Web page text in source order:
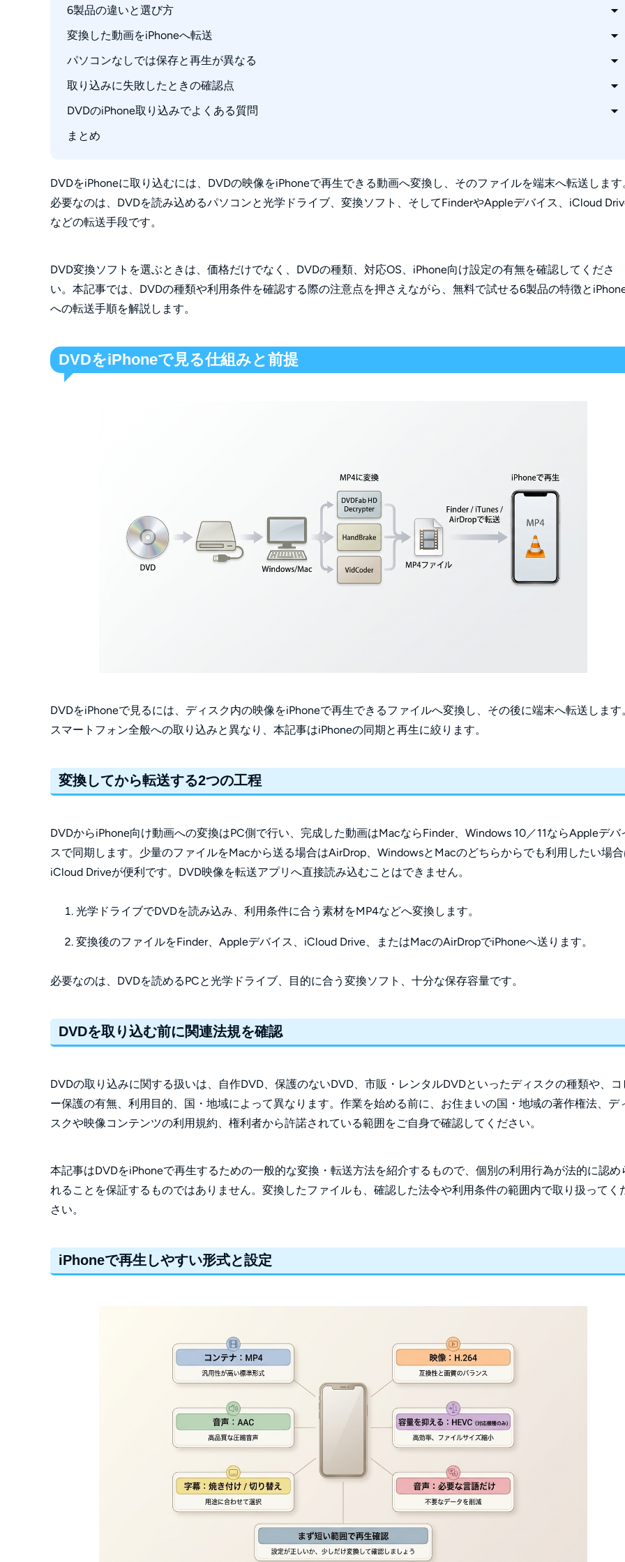
DVDを取り込む前に関連法規を確認
iPhoneで再生しやすい形式と設定
DVDFab HD Decrypter
HandBrake
VidCoder
DVDFab DVD リッピング
6製品の違いと選び方
無料版の制限と対応範囲を比較
用途別に向いている製品
変換した動画をiPhoneへ転送
MacはTVアプリとFinderで同期する
Windows 10／11はAppleデバイスで同期する
iCloudとAirDropで送る
パソコンなしでは保存と再生が異なる
ワイヤレスDVDドライブは再生が中心
iPhone本体へ保存する場合の前提
取り込みに失敗したときの確認点
タイトルが検出されない場合
途中で止まる場合
DVDのiPhone取り込みでよくある質問
ソフトを使わずにDVDをiPhoneへ直接取り込めますか？
DVDの一部分だけをiPhoneへ移せますか？
DVD動画を入れる前にiPhoneの空き容量はどれくらい必要ですか？
まとめ
DVDをiPhoneに取り込むには、DVDの映像をiPhoneで再生できる動画へ変換し、そのファイルを端末へ転送します
必要なのは、DVDを読み込めるパソコンと光学ドライブ、変換ソフト、そしてFinderやAppleデバイス、iCloud
などの転送手段です。
DVD変換ソフトを選ぶときは、価格だけでなく、DVDの種類、対応OS、iPhone向け設定の有無を確認してくださ
い。本記事では、DVDの種類や利用条件を確認する際の注意点を押さえながら、無料で試せる6製品の特徴と
への転送手順を解説します。
DVDをiPhoneで見る仕組みと前提
DVDをiPhoneで見るには、ディスク内の映像をiPhoneで再生できるファイルへ変換し、その後に端末へ転送します
スマートフォン全般への取り込みと異なり、本記事はiPhoneの同期と再生に絞ります。
変換してから転送する2つの工程
DVDからiPhone向け動画への変換はPC側で行い、完成した動画はMacならFinder、Windows 10／11ならAppleデバ
スで同期します。少量のファイルをMacから送る場合はAirDrop、WindowsとMacのどちらからでも利用したい場
iCloud Driveが便利です。DVD映像を転送アプリへ直接読み込むことはできません。
光学ドライブでDVDを読み込み、利用条件に合う素材をMP4などへ変換します。
変換後のファイルをFinder、Appleデバイス、iCloud Drive、またはMacのAirDropでiPhoneへ送ります。
必要なのは、DVDを読めるPCと光学ドライブ、目的に合う変換ソフト、十分な保存容量です。
DVDを取り込む前に関連法規を確認
DVDの取り込みに関する扱いは、自作DVD、保護のないDVD、市販・レンタルDVDといったディスクの種類や、コ
ー保護の有無、利用目的、国・地域によって異なります。作業を始める前に、お住まいの国・地域の著作権法、デ
スクや映像コンテンツの利用規約、権利者から許諾されている範囲をご自身で確認してください。
本記事はDVDをiPhoneで再生するための一般的な変換・転送方法を紹介するもので、個別の利用行為が法的に認め
れることを保証するものではありません。変換したファイルも、確認した法令や利用条件の範囲内で取り扱ってく
さい。
iPhoneで再生しやすい形式と設定